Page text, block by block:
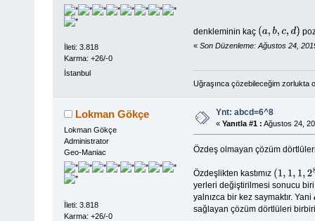
İleti: 3.818
Karma: +26/-0
İstanbul
denkleminin kaç (a,b ,c, d)
« Son Düzenleme: Ağustos 24,
Uğraşınca çözebileceğim zorlukta
Lokman Gökçe
Lokman Gökçe
Administrator
Geo-Maniac
İleti: 3.818
Karma: +26/-0
Ynt: abcd=6^8
« Yanıtla #1 : Ağustos 24,
Özdeş olmayan çözüm
Özdeşlikten kastımız (1,1 ,1, 28 ⋅3
yerleri değiştirilmesi sonucu
yalnızca bir kez saymaktır. Yani
sağlayan çözüm dörtlüleri